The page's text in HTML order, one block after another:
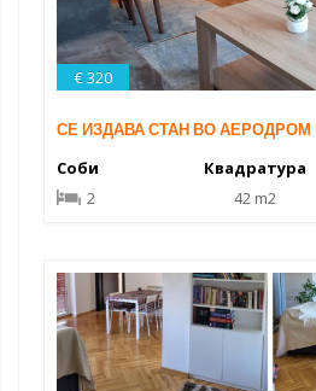
€ 320
СЕ ИЗДАВА СТАН ВО АЕРОДРОМ
Соби
2
Квадратура
42 m2